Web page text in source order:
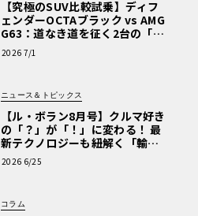
【究極のSUV比較試乗】ディフ
ェンダーOCTAブラック vs AMG
G63：道なき道を征く2台の「対
極的アプローチ」
2026 7/1
ニュース＆トピックス
【ル・ボラン8月号】クルマ好き
の「？」が「！」に変わる！ 最
新テクノロジーも紐解く「輸入
車Q&A」
2026 6/25
コラム